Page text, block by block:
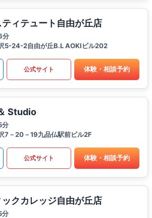
ィテュート自由が丘店
分
5-24-2自由が丘B.L AOKIビル202
公式サイト 体験・相談予約
Studio
分
7－20－19九品仏駅前ビル2F
公式サイト 体験・相談予約
ックカレッジ自由が丘店
分